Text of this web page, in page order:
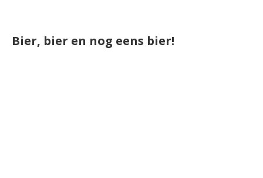
Bier, bier en nog eens bier!